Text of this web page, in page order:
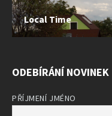
Local Time
ODEBÍRÁNÍ NOVINEK
PŘÍJMENÍ JMÉNO